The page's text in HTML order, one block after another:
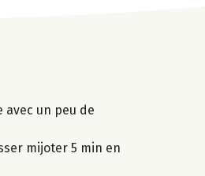
un peu de
mijoter 5 min en